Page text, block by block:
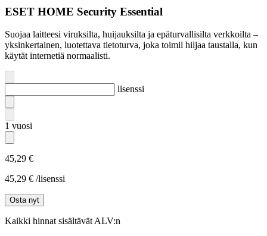
ESET HOME Security Essential
Suojaa laitteesi viruksilta, huijauksilta ja epäturvallisilta verkkoilta –
yksinkertainen, luotettava tietoturva, joka toimii hiljaa taustalla, kun
käytät internetiä normaalisti.
lisenssi
1 vuosi
45,29 €
45,29 € /lisenssi
Osta nyt
Kaikki hinnat sisältävät ALV:n